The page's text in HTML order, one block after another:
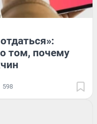
том, почему
598